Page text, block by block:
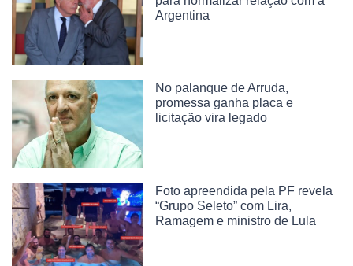
Argentina
No palanque de Arruda,
promessa ganha placa e
licitação vira legado
Foto apreendida pela PF revela
“Grupo Seleto” com Lira,
Ramagem e ministro de Lula